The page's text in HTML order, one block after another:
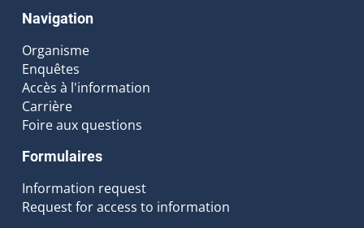
Navigation
Organisme
Enquêtes
Accès à l'information
Carrière
Foire aux questions
Formulaires
Information request
Request for access to information